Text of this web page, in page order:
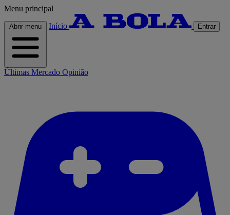
Menu principal
Abrir menu Início Entrar
Últimas Mercado Opinião